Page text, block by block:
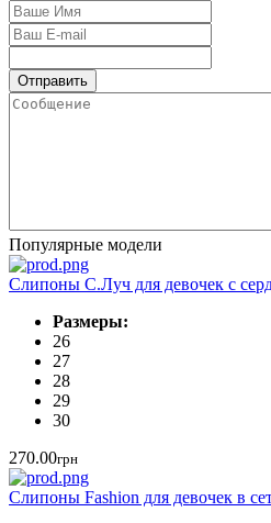
Популярные модели
Слипоны С.Луч для девочек с
Размеры:
26
27
28
29
30
270.00грн
Слипоны Fashion для девочек в